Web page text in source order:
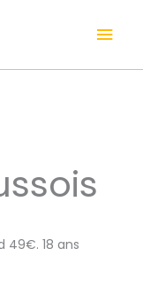
49€. 18 ans